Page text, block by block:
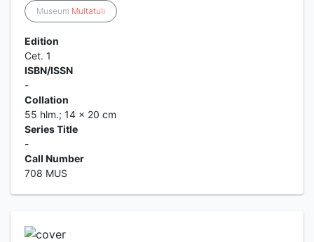
Museum Multatuli
Edition
Cet. 1
ISBN/ISSN
-
Collation
55 hlm.; 14 x 20 cm
Series Title
-
Call Number
708 MUS